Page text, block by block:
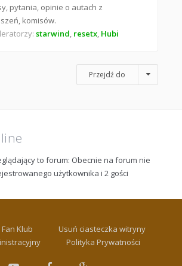
pytania, opinie o autach z
komisów.
starwind, resetx, Hubi
Przejdź do
to forum: Obecnie na forum nie
użytkownika i 2 gości
Klub
Usuń ciasteczka witryny
Polityka Prywatności